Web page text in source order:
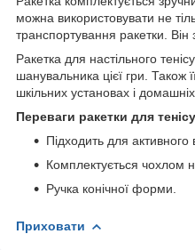
можна використовувати не
транспортування ракетки. Він
Ракетка для настільного
шанувальника цієї гри. Також
шкільних установах і
Переваги ракетки для
Підходить для активного
Комплектується чохлом
Ручка конічної форми.
Приховати